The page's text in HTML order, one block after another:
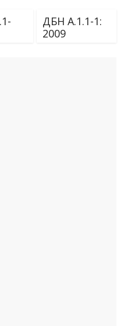
ДБН А.1.1-1:
2009